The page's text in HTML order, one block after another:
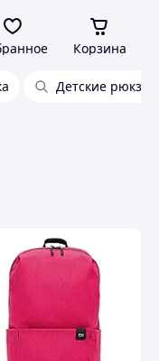
Корзина
Детские